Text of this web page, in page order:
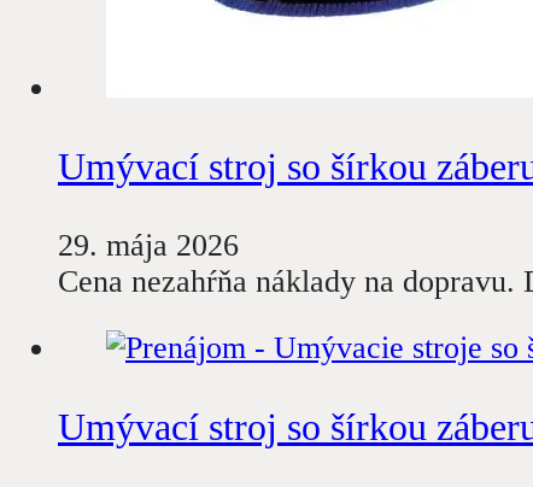
Umývací stroj so šírkou
29. mája 2026
Cena nezahŕňa náklady na
Umývací stroj so šírkou